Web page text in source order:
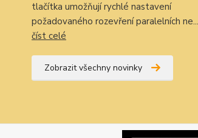
tlačítka umožňují rychlé nastavení
požadovaného rozevření paralelních ne...
číst celé
Zobrazit všechny novinky